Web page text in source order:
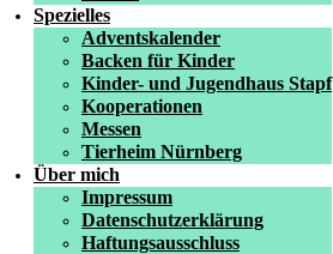
Spezielles
Adventskalender
Backen für Kinder
Kinder- und Jugendhaus Stapf
Kooperationen
Messen
Tierheim Nürnberg
Über mich
Impressum
Datenschutzerklärung
Haftungsausschluss